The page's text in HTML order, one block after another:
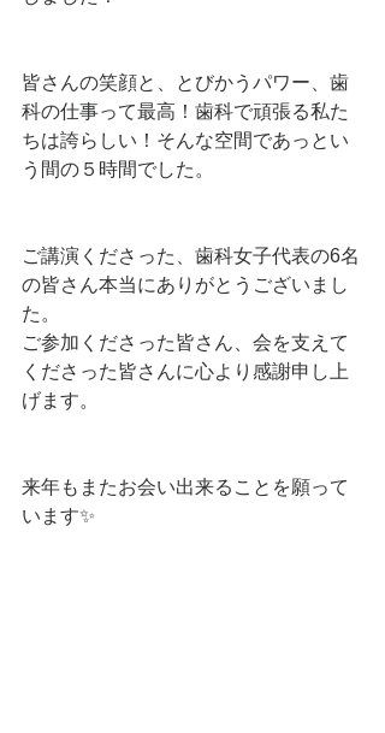
皆さんの笑顔と、とびかうパワー、歯
科の仕事って最高！歯科で頑張る私た
ちは誇らしい！そんな空間であっとい
う間の５時間でした。
ご講演くださった、歯科女子代表の6名
の皆さん本当にありがとうございまし
た。
ご参加くださった皆さん、会を支えて
くださった皆さんに心より感謝申し上
げます。
来年もまたお会い出来ることを願って
います✨